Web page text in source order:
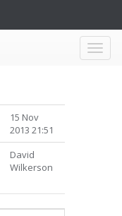
Toggle
15 Nov
2013 21:51
David
Wilkerson